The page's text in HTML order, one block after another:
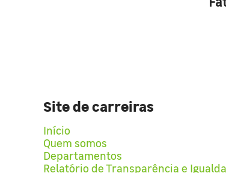
Site de carreiras
Início
Quem somos
Departamentos
Relatório de Transparência e